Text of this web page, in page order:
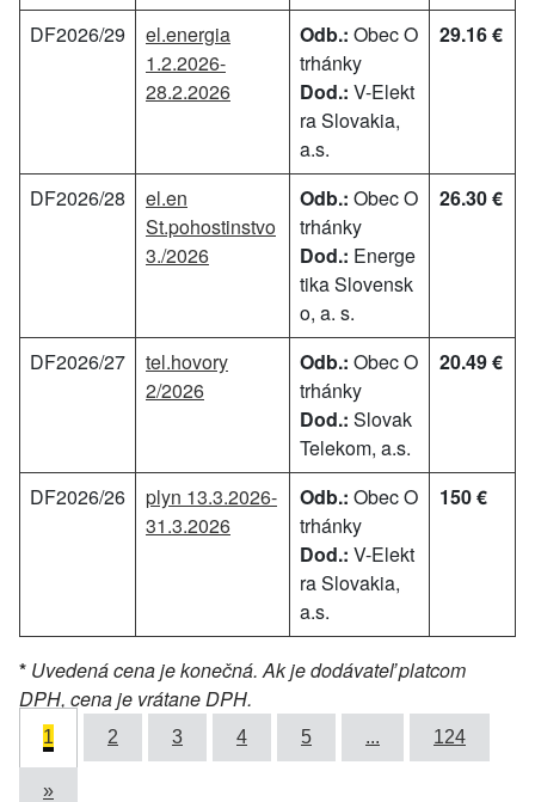
DF2026/29
el.energia
1.2.2026-
28.2.2026
Odb.: Obec O
trhánky
Dod.: V-Elekt
ra Slovakia,
a.s.
29.16 €
DF2026/28
el.en
St.pohostinstvo
3./2026
Odb.: Obec O
trhánky
Dod.: Energe
tika Slovensk
o, a. s.
26.30 €
DF2026/27
tel.hovory
2/2026
Odb.: Obec O
trhánky
Dod.: Slovak
Telekom, a.s.
20.49 €
DF2026/26
plyn 13.3.2026-
31.3.2026
Odb.: Obec O
trhánky
Dod.: V-Elekt
ra Slovakia,
a.s.
150 €
* Uvedená cena je konečná. Ak je dodávateľ platcom
DPH, cena je vrátane DPH.
1 2 3 4 5 ... 124
»